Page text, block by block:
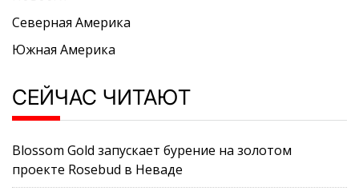
Северная Америка
Южная Америка
СЕЙЧАС ЧИТАЮТ
Blossom Gold запускает бурение на золотом
проекте Rosebud в Неваде